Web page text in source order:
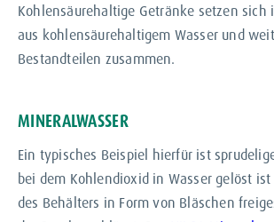
Kohlensäurehaltige Getränke setzen sich
aus kohlensäurehaltigem Wasser und
Bestandteilen zusammen.
MINERALWASSER
Ein typisches Beispiel hierfür ist
bei dem Kohlendioxid in Wasser gelöst
des Behälters in Form von Bläschen